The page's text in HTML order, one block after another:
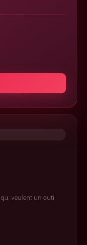
veulent un outil